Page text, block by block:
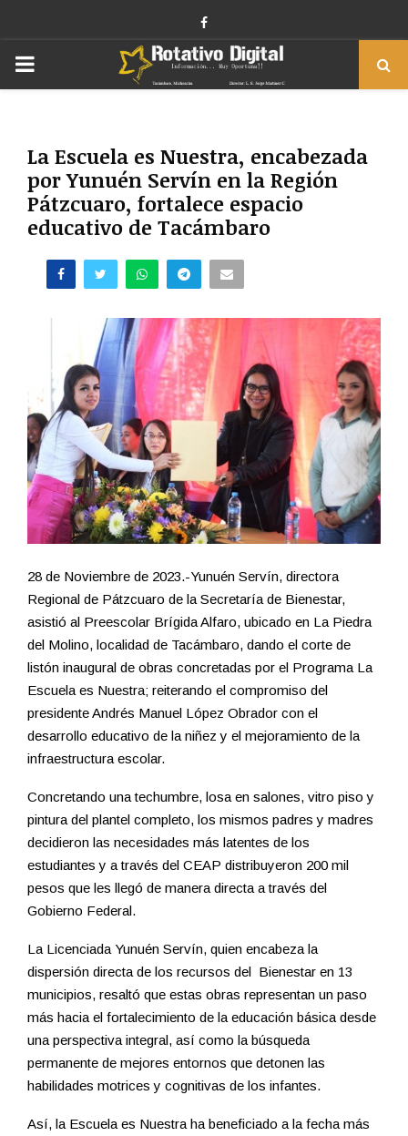
Facebook
PRIMARY
La Escuela es Nuestra, encabezada
por Yunuén Servín en la Región
Pátzcuaro, fortalece espacio
educativo de Tacámbaro
28 de Noviembre de 2023.-Yunuén Servín, directora
Regional de Pátzcuaro de la Secretaría de Bienestar,
asistió al Preescolar Brígida Alfaro, ubicado en La Piedra
del Molino, localidad de Tacámbaro, dando el corte de
listón inaugural de obras concretadas por el Programa La
Escuela es Nuestra; reiterando el compromiso del
presidente Andrés Manuel López Obrador con el
desarrollo educativo de la niñez y el mejoramiento de la
infraestructura escolar.
Concretando una techumbre, losa en salones, vitro piso y
pintura del plantel completo, los mismos padres y madres
decidieron las necesidades más latentes de los
estudiantes y a través del CEAP distribuyeron 200 mil
pesos que les llegó de manera directa a través del
Gobierno Federal.
La Licenciada Yunuén Servín, quien encabeza la
dispersión directa de los recursos del Bienestar en 13
municipios, resaltó que estas obras representan un paso
más hacia el fortalecimiento de la educación básica desde
una perspectiva integral, así como la búsqueda
permanente de mejores entornos que detonen las
habilidades motrices y cognitivas de los infantes.
Así, la Escuela es Nuestra ha beneficiado a la fecha más